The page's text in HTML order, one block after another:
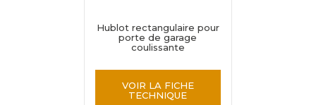
Hublot rectangulaire pour
porte de garage
coulissante
VOIR LA FICHE
TECHNIQUE